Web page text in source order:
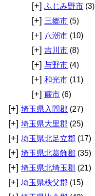
[+] ふじみ野市 (3)
[+] 三郷市 (5)
[+] 八潮市 (10)
[+] 吉川市 (8)
[+] 与野市 (4)
[+] 和光市 (11)
[+] 蕨市 (6)
[+] 埼玉県入間郡 (27)
[+] 埼玉県大里郡 (25)
[+] 埼玉県北足立郡 (17)
[+] 埼玉県北葛飾郡 (35)
[+] 埼玉県北埼玉郡 (21)
[+] 埼玉県秩父郡 (15)